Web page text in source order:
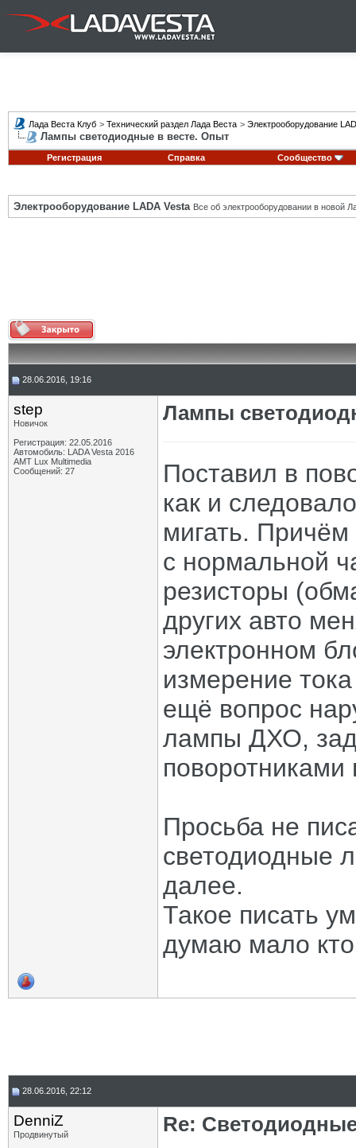
Лада Веста Клуб > Технический раздел Лада Веста > Электрооборудование
Лампы светодиодные в весте. Опыт
Регистрация Справка Сообщество
Электрооборудование LADA Vesta Все об электрооборудовании в новой
28.06.2016, 19:16
step
Новичок
Регистрация: 22.05.2016
Автомобиль: LADA Vesta 2016
AМT Lux Multimedia
Сообщений: 27
Лампы
Поставил в
как и
мигать. Причём
с нормальной
резисторы
других авто
электронном
измерение
ещё вопрос
лампы ДХО,
Просьба не
светодиодные
далее.
Такое писать
думаю мало кто
28.06.2016, 22:12
DenniZ
Продвинутый
Re: